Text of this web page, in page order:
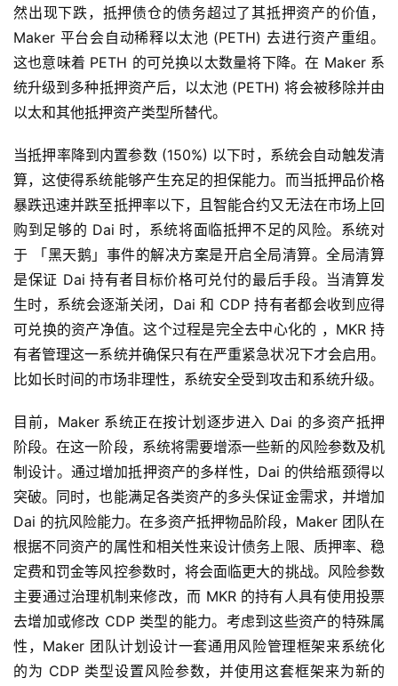
然出现下跌，抵押债仓的债务超过了其抵押资产的价值，
Maker 平台会自动稀释以太池 (PETH) 去进行资产重组。
这也意味着 PETH 的可兑换以太数量将下降。在 Maker 系
统升级到多种抵押资产后，以太池 (PETH) 将会被移除并由
以太和其他抵押资产类型所替代。
当抵押率降到内置参数 (150%) 以下时，系统会自动触发清
算，这使得系统能够产生充足的担保能力。而当抵押品价格
暴跌迅速并跌至抵押率以下，且智能合约又无法在市场上回
购到足够的 Dai 时，系统将面临抵押不足的风险。系统对
于 「黑天鹅」事件的解决方案是开启全局清算。全局清算
是保证 Dai 持有者目标价格可兑付的最后手段。当清算发
生时，系统会逐渐关闭，Dai 和 CDP 持有者都会收到应得
可兑换的资产净值。这个过程是完全去中心化的 ，MKR 持
有者管理这一系统并确保只有在严重紧急状况下才会启用。
比如长时间的市场非理性，系统安全受到攻击和系统升级。
目前，Maker 系统正在按计划逐步进入 Dai 的多资产抵押
阶段。在这一阶段，系统将需要增添一些新的风险参数及机
制设计。通过增加抵押资产的多样性，Dai 的供给瓶颈得以
突破。同时，也能满足各类资产的多头保证金需求，并增加
Dai 的抗风险能力。在多资产抵押物品阶段，Maker 团队在
根据不同资产的属性和相关性来设计债务上限、质押率、稳
定费和罚金等风控参数时，将会面临更大的挑战。风险参数
主要通过治理机制来修改，而 MKR 的持有人具有使用投票
去增加或修改 CDP 类型的能力。考虑到这些资产的特殊属
性，Maker 团队计划设计一套通用风险管理框架来系统化
的为 CDP 类型设置风险参数，并使用这套框架来为新的